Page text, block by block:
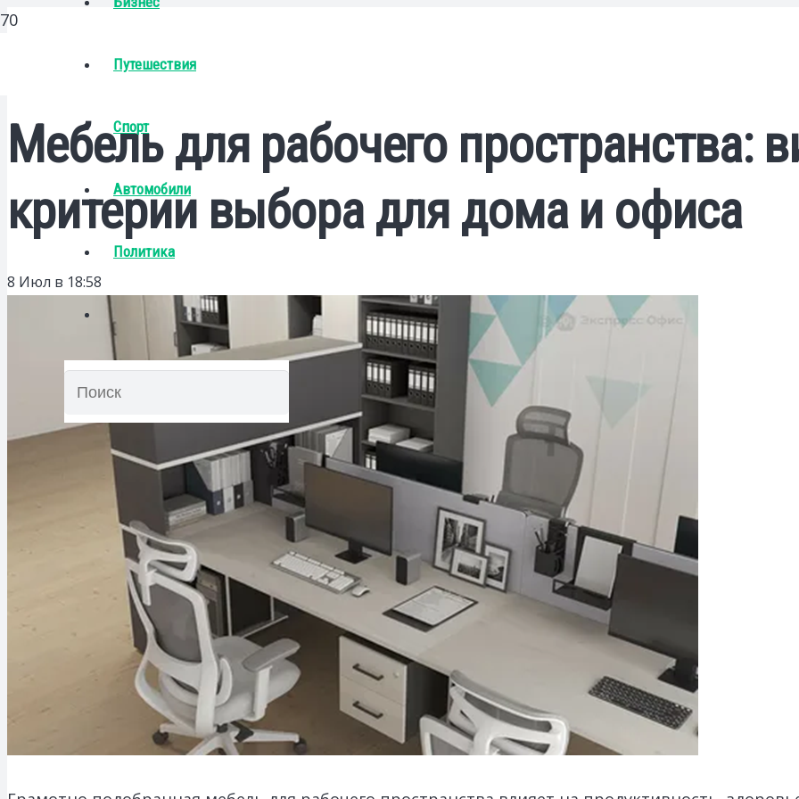
Путешествия
Спорт
Автомобили
Политика
Мебель для рабочего пространства:
критерии выбора для дома и офиса
8 Июл в 18:58